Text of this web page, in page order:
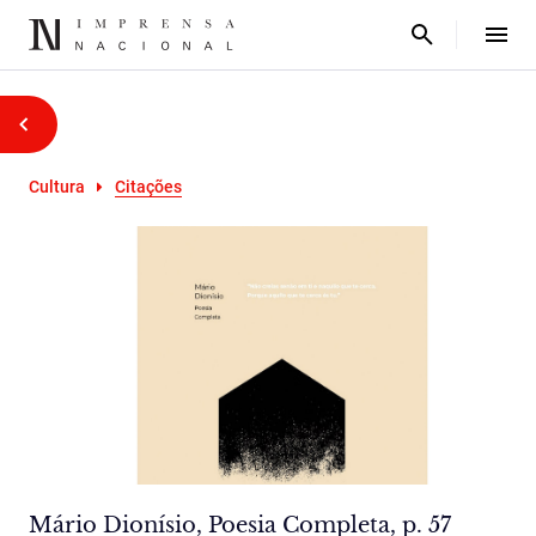
Cultura Citações
Mário Dionísio, Poesia Completa, p. 57